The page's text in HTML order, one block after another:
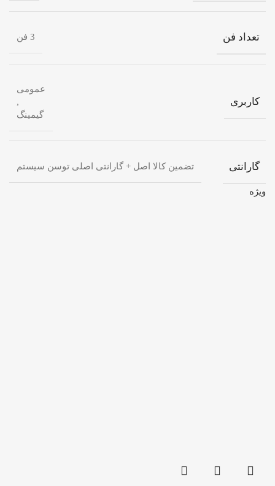
تعداد فن 3 فن
کاربری
عمومی
,
گیمینگ
گارانتی تضمین کالا اصل + گارانتی اصلی توسن سیستم
ویژه